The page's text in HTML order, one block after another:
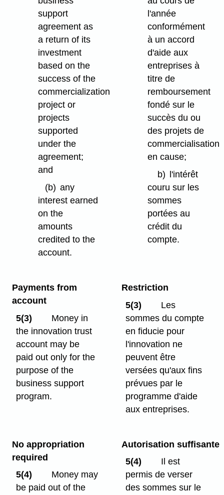
support
agreement as
a return of its
investment
based on the
success of the
commercialization
project or
projects
supported
under the
agreement;
and
(b) any
interest earned
on the
amounts
credited to the
account.
l'année
conformément
à un accord
d'aide aux
entreprises à
titre de
remboursement
fondé sur le
succès du ou
des projets de
commercialisation
en cause;
b) l'intérêt
couru sur les
sommes
portées au
crédit du
compte.
Payments from
account
5(3)
Money in
the innovation trust
account may be
paid out only for the
purpose of the
business support
program.
Restriction
5(3)
Les
sommes du compte
en fiducie pour
l'innovation ne
peuvent être
versées qu'aux fins
prévues par le
programme d'aide
aux entreprises.
No appropriation
required
5(4)
Money may
be paid out of the
Autorisation suffisante
5(4)
Il est
permis de verser
des sommes sur le